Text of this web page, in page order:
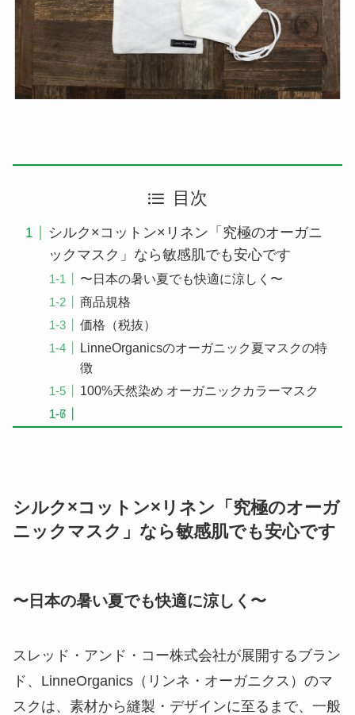
目次
シルク×コットン×リネン「究極のオーガニ
ックマスク」なら敏感肌でも安心です
〜日本の暑い夏でも快適に涼しく〜
商品規格
価格（税抜）
LinneOrganicsのオーガニック夏マスクの特
徴
100%天然染め オーガニックカラーマスク
シルク×コットン×リネン「究極のオーガ
ニックマスク」なら敏感肌でも安心です
〜日本の暑い夏でも快適に涼しく〜
スレッド・アンド・コー株式会社が展開するブラン
ド、LinneOrganics（リンネ・オーガニクス）のマ
スクは、素材から縫製・デザインに至るまで、一般